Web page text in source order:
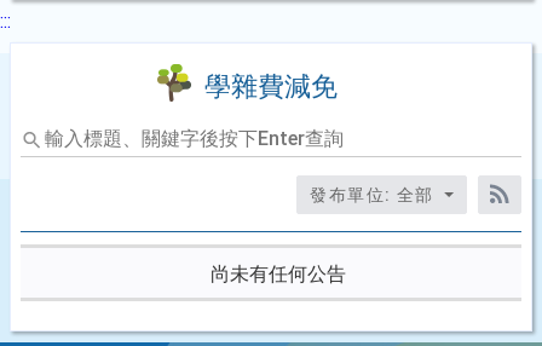
:::
學雜費減免
輸
入
關
後
按
發布單位: 全部
RSS
尚未有任何公告